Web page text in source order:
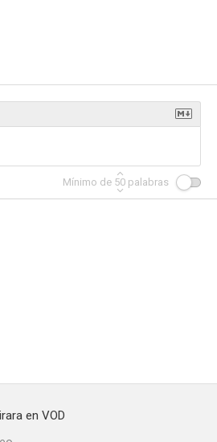
Mínimo de 50 palabras
en VOD